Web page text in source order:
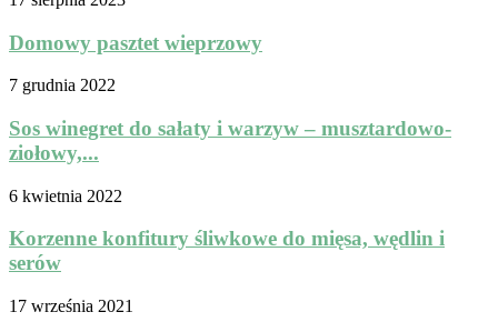
Domowy pasztet wieprzowy
7 grudnia 2022
Sos winegret do sałaty i warzyw – musztardowo-
ziołowy,...
6 kwietnia 2022
Korzenne konfitury śliwkowe do mięsa, wędlin i
serów
17 września 2021